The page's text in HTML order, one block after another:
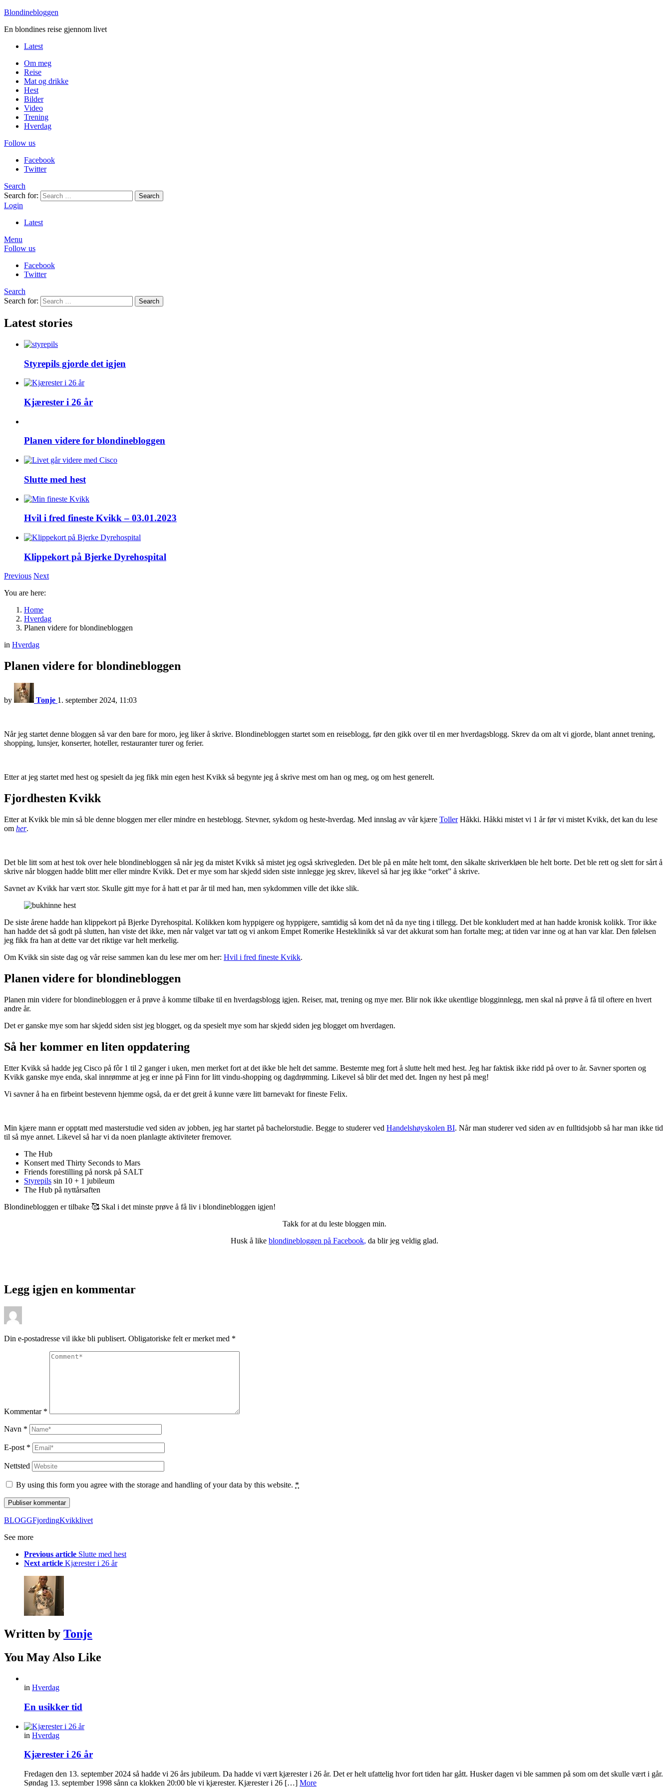
Blondinebloggen
En blondines reise gjennom livet
Latest
Om meg
Reise
Mat og drikke
Hest
Bilder
Video
Trening
Hverdag
Follow us
Facebook
Twitter
Search
Search for:
Search
Login
Latest
Menu
Follow us
Facebook
Twitter
Search
Search for:
Search
Latest stories
Styrepils gjorde det igjen
Kjærester i 26 år
Planen videre for blondinebloggen
Slutte med hest
Hvil i fred fineste Kvikk – 03.01.2023
Klippekort på Bjerke Dyrehospital
Previous Next
You are here:
Home
Hverdag
Planen videre for blondinebloggen
in Hverdag
Planen videre for blondinebloggen
by Tonje 1. september 2024, 11:03
Når jeg startet denne bloggen så var den bare for moro, jeg liker å skrive. Blondinebloggen startet som en reiseblogg, før den gikk over til en mer hverdagsblogg. Skrev da om alt vi gjorde, blant annet trening,
shopping, lunsjer, konserter, hoteller, restauranter turer og ferier.
Etter at jeg startet med hest og spesielt da jeg fikk min egen hest Kvikk så begynte jeg å skrive mest om han og meg, og om hest generelt.
Fjordhesten Kvikk
Etter at Kvikk ble min så ble denne bloggen mer eller mindre en hesteblogg. Stevner, sykdom og heste-hverdag. Med innslag av vår kjære TollerHåkki. Håkki mistet vi 1 år før vi mistet Kvikk, det kan du lese
om her.
Det ble litt som at hest tok over hele blondinebloggen så når jeg da mistet Kvikk så mistet jeg også skrivegleden. Det ble på en måte helt tomt, den såkalte skriverkløen ble helt borte. Det ble rett og slett for sårt å
skrive når bloggen hadde blitt mer eller mindre Kvikk. Det er mye som har skjedd siden siste innlegge jeg skrev, likevel så har jeg ikke “orket” å skrive.
Savnet av Kvikk har vært stor. Skulle gitt mye for å hatt et par år til med han, men sykdommen ville det ikke slik.
De siste årene hadde han klippekort på Bjerke Dyrehospital. Kolikken kom hyppigere og hyppigere, samtidig så kom det nå da nye ting i tillegg. Det ble konkludert med at han hadde kronisk kolikk. Tror ikke
han hadde det så godt på slutten, han viste det ikke, men når valget var tatt og vi ankom Empet Romerike Hesteklinikk så var det akkurat som han fortalte meg; at tiden var inne og at han var klar. Den følelsen
jeg fikk fra han at dette var det riktige var helt merkelig.
Om Kvikk sin siste dag og vår reise sammen kan du lese mer om her: Hvil i fred fineste Kvikk.
Planen videre for blondinebloggen
Planen min videre for blondinebloggen er å prøve å komme tilbake til en hverdagsblogg igjen. Reiser, mat, trening og mye mer. Blir nok ikke ukentlige blogginnlegg, men skal nå prøve å få til oftere en hvert
andre år.
Det er ganske mye som har skjedd siden sist jeg blogget, og da spesielt mye som har skjedd siden jeg blogget om hverdagen.
Så her kommer en liten oppdatering
Etter Kvikk så hadde jeg Cisco på fôr 1 til 2 ganger i uken, men merket fort at det ikke ble helt det samme. Bestemte meg fort å slutte helt med hest. Jeg har faktisk ikke ridd på over to år. Savner sporten og
Kvikk ganske mye enda, skal innrømme at jeg er inne på Finn for litt vindu-shopping og dagdrømming. Likevel så blir det med det. Ingen ny hest på meg!
Vi savner å ha en firbeint bestevenn hjemme også, da er det greit å kunne være litt barnevakt for fineste Felix.
Min kjære mann er opptatt med masterstudie ved siden av jobben, jeg har startet på bachelorstudie. Begge to studerer ved Handelshøyskolen BI. Når man studerer ved siden av en fulltidsjobb så har man ikke tid
til så mye annet. Likevel så har vi da noen planlagte aktiviteter fremover.
The Hub
Konsert med Thirty Seconds to Mars
Friends forestilling på norsk på SALT
Styrepils sin 10 + 1 jubileum
The Hub på nyttårsaften
Blondinebloggen er tilbake 🥰 Skal i det minste prøve å få liv i blondinebloggen igjen!
Takk for at du leste bloggen min.
Husk å like blondinebloggen på Facebook, da blir jeg veldig glad.
Legg igjen en kommentar
Din e-postadresse vil ikke bli publisert. Obligatoriske felt er merket med *
Kommentar *
Navn *
E-post *
Nettsted
By using this form you agree with the storage and handling of your data by this website. *
BLOGGFjordingKvikklivet
See more
Previous article Slutte med hest
Next article Kjærester i 26 år
Written by Tonje
You May Also Like
in Hverdag
En usikker tid
in Hverdag
Kjærester i 26 år
Fredagen den 13. september 2024 så hadde vi 26 års jubileum. Da hadde vi vært kjærester i 26 år. Det er helt ufattelig hvor fort tiden har gått. Husker dagen vi ble sammen på som om det skulle vært i går.
Søndag 13. september 1998 sånn ca klokken 20:00 ble vi kjærester. Kjærester i 26 […] More